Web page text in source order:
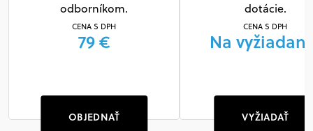
odborníkom.
CENA S DPH
79 €
OBJEDNAŤ
dotácie.
CENA S DPH
Na
VYŽIADAŤ